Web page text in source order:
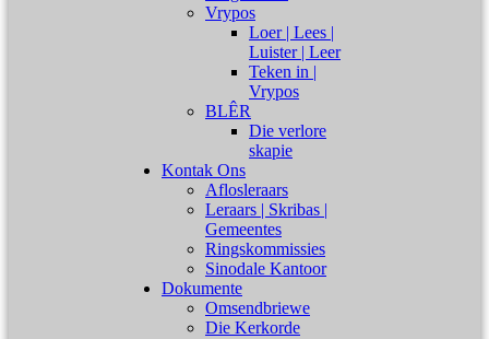
Vrypos
Loer | Lees |
Luister | Leer
Teken in |
Vrypos
BLÊR
Die verlore
skapie
Kontak Ons
Aflosleraars
Leraars | Skribas |
Gemeentes
Ringskommissies
Sinodale Kantoor
Dokumente
Omsendbriewe
Die Kerkorde